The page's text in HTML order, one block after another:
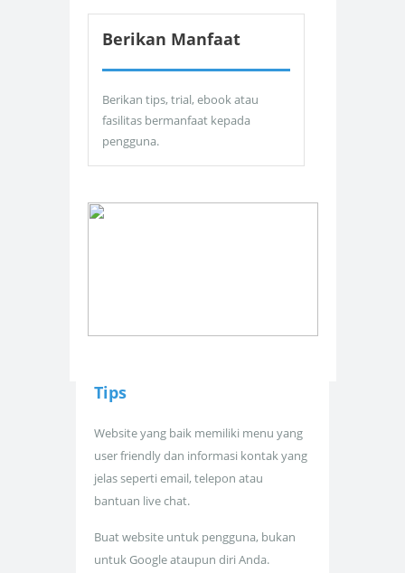
Berikan Manfaat
Berikan tips, trial, ebook atau
fasilitas bermanfaat kepada
pengguna.
Tips
Website yang baik memiliki menu yang
user friendly dan informasi kontak yang
jelas seperti email, telepon atau
bantuan live chat.
Buat website untuk pengguna, bukan
untuk Google ataupun diri Anda.